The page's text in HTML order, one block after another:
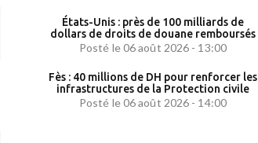
États-Unis : près de 100 milliards de
dollars de droits de douane remboursés
Posté le 06 août 2026 - 13:00
Fès : 40 millions de DH pour renforcer les
infrastructures de la Protection civile
Posté le 06 août 2026 - 14:00